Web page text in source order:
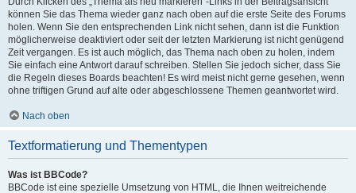
können Sie das Thema wieder ganz nach oben auf die erste Seite des Forums
holen. Wenn Sie den entsprechenden Link nicht sehen, dann ist die Funktion
möglicherweise deaktiviert oder seit der letzten Markierung ist nicht genügend
Zeit vergangen. Es ist auch möglich, das Thema nach oben zu holen, indem
Sie einfach eine Antwort darauf schreiben. Stellen Sie jedoch sicher, dass Sie
die Regeln dieses Boards beachten! Es wird meist nicht gerne gesehen, wenn
ohne triftigen Grund auf alte oder abgeschlossene Themen geantwortet wird.
Nach oben
Textformatierung und Thementypen
Was ist BBCode?
BBCode ist eine spezielle Umsetzung von HTML, die Ihnen weitreichende